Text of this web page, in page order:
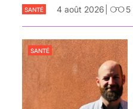
SANTÉ 4 août 2026 5
SANTÉ